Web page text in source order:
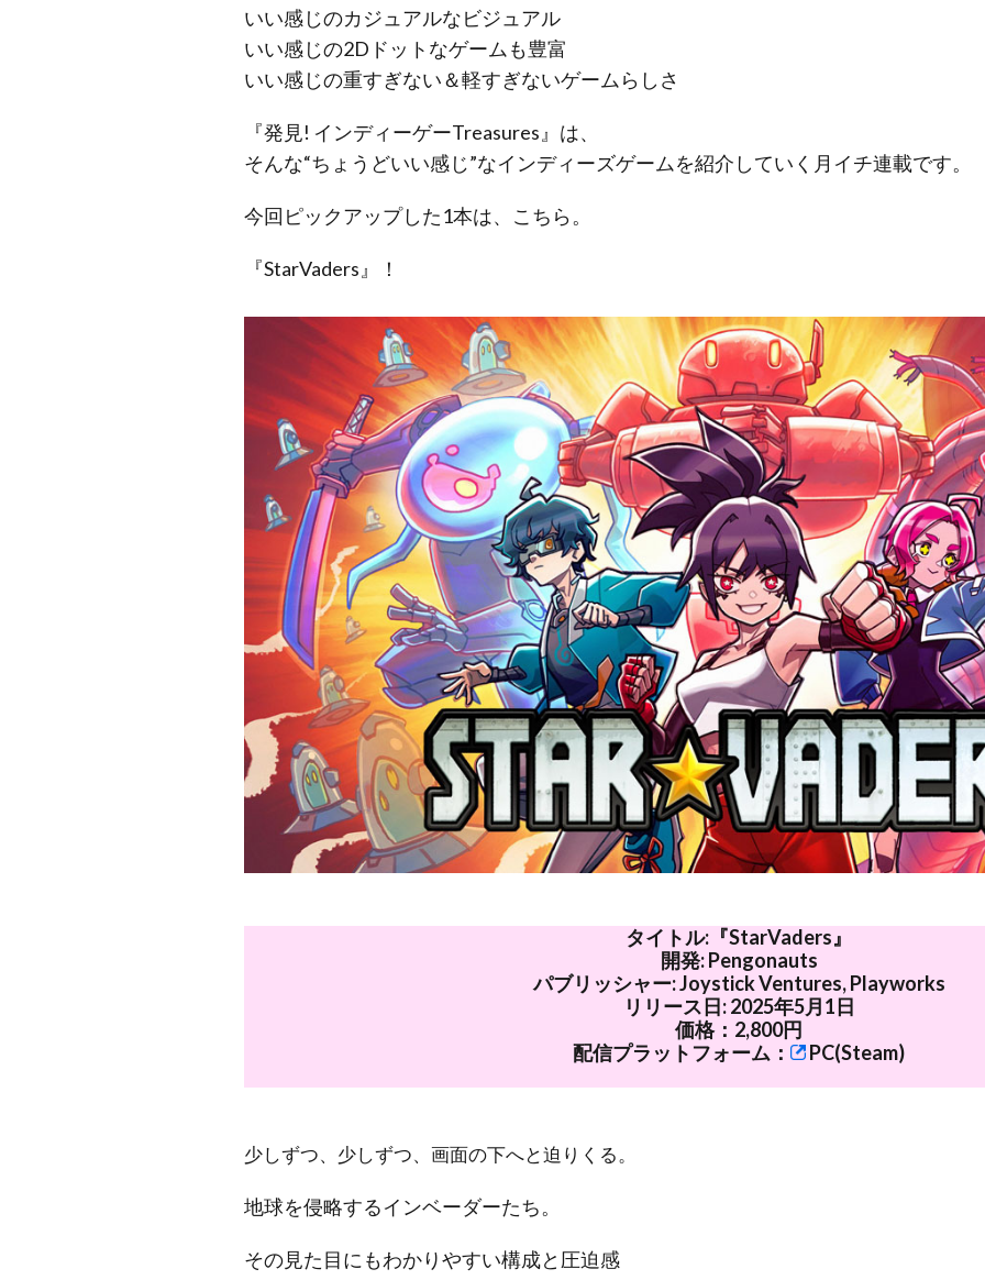
いい感じのカジュアルなビジュアル
いい感じの2Dドットなゲームも豊富
いい感じの重すぎない＆軽すぎないゲームらしさ
『発見! インディーゲーTreasures』は、
そんな“ちょうどいい感じ”なインディーズゲームを紹介していく月イチ連載です。
今回ピックアップした1本は、こちら。
『StarVaders』！
タイトル:『StarVaders』
開発: Pengonauts
パブリッシャー: Joystick Ventures, Playworks
リリース日: 2025年5月1日
価格：2,800円
配信プラットフォーム：
PC(Steam)
少しずつ、少しずつ、画面の下へと迫りくる。
地球を侵略するインベーダーたち。
その見た目にもわかりやすい構成と圧迫感